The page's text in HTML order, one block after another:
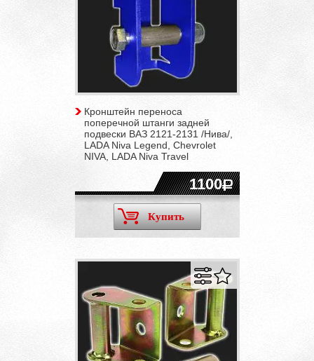
Кронштейн переноса
поперечной штанги задней
подвески ВАЗ 2121-2131 /Нива/,
LADA Niva Legend, Chevrolet
NIVA, LADA Niva Travel
1100
Купить